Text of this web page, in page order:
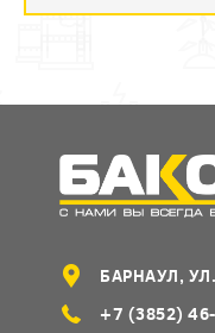
БАРНАУЛ,
+7 (3852)